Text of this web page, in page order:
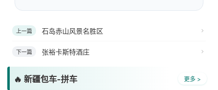
上一篇 石岛赤山风景名胜区
下一篇 张裕卡斯特酒庄
🔥 新疆包车-拼车 更多 >